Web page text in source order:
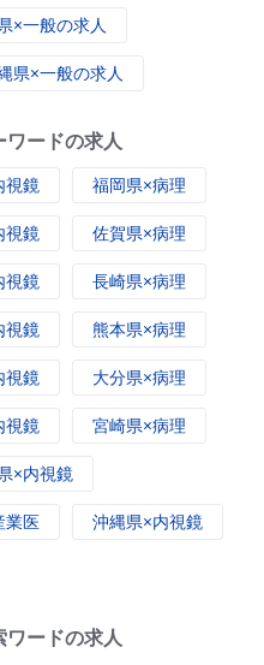
×一般の求人
県×一般の求人
ワードの求人
視鏡 福岡県×病理
視鏡 佐賀県×病理
視鏡 長崎県×病理
視鏡 熊本県×病理
視鏡 大分県×病理
視鏡 宮崎県×病理
×内視鏡
業医 沖縄県×内視鏡
ワードの求人